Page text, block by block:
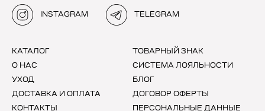
INSTAGRAM TELEGRAM
КАТАЛОГ
О НАС
УХОД
ДОСТАВКА И ОПЛАТА
КОНТАКТЫ
ТОВАРНЫЙ ЗНАК
СИСТЕМА ЛОЯЛЬНОСТИ
БЛОГ
ДОГОВОР ОФЕРТЫ
ПЕРСОНАЛЬНЫЕ ДАННЫЕ